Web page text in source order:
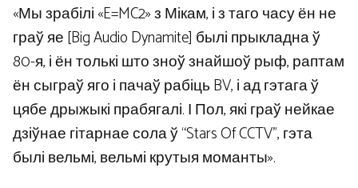
«Мы зрабілі «E=MC2» з Мікам, і з таго часу ён не
граў яе [Big Audio Dynamite] былі прыкладна ў
80-я, і ён толькі што зноў знайшоў рыф, раптам
ён сыграў яго і пачаў рабіць BV, і ад гэтага ў
цябе дрыжыкі прабягалі. І Пол, які граў нейкае
дзіўнае гітарнае сола ў “Stars Of CCTV”, гэта
былі вельмі, вельмі крутыя моманты».